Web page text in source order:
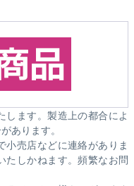
します。製造上の都合によ
あります。
小売店などに連絡がありま
たしかねます。頻繁なお問